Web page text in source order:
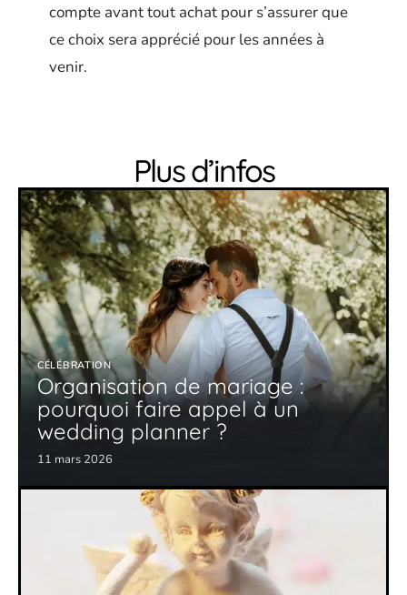
compte avant tout achat pour s’assurer que
ce choix sera apprécié pour les années à
venir.
Plus d’infos
CÉLÉBRATION
Organisation de mariage :
pourquoi faire appel à un
wedding planner ?
11 mars 2026